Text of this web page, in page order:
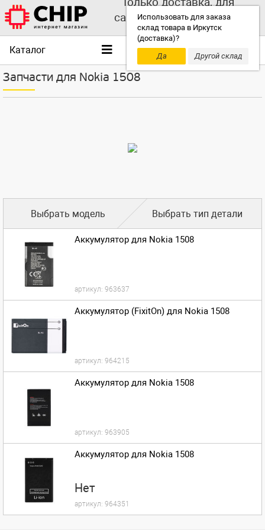
Использовать для заказа
склад товара в Иркутск
(доставка)?
Да
Другой склад
самовывоза выбирайте
другой склад!
Каталог
Запчасти для Nokia 1508
Выбрать модель Выбрать тип детали
Аккумулятор для Nokia 1508
артикул: 963637
Аккумулятор (FixitOn) для Nokia 1508
артикул: 964215
Аккумулятор для Nokia 1508
артикул: 963905
Аккумулятор для Nokia 1508
Нет
артикул: 964351